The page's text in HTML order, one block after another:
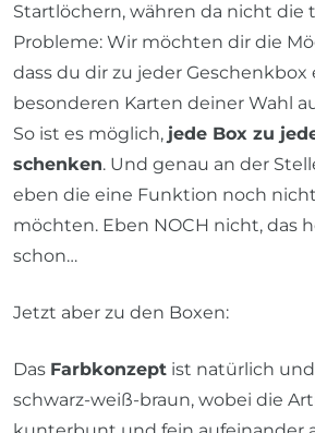
Startlöchern, währen da nicht die
Probleme: Wir möchten dir die
dass du dir zu jeder Geschenkbox
besonderen Karten deiner Wahl
So ist es möglich, jede Box zu
schenken. Und genau an der
eben die eine Funktion noch
möchten. Eben NOCH nicht, das
schon…
Jetzt aber zu den Boxen:
Das Farbkonzept ist natürlich
schwarz-weiß-braun, wobei die